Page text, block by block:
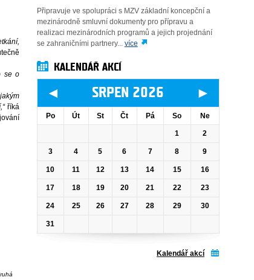
se o
říká
Připravuje ve spolupráci s MZV základní koncepční a
mezinárodně smluvní dokumenty pro přípravu a
realizaci mezinárodních programů a jejich projednání
se zahraničními partnery... více
KALENDÁŘ AKCÍ
◄ SRPEN 2026 ►
Po Út St Čt Pá So Ne
1 2
3 4 5 6 7 8 9
10 11 12 13 14 15 16
17 18 19 20 21 22 23
24 25 26 27 28 29 30
31
Kalendář akcí